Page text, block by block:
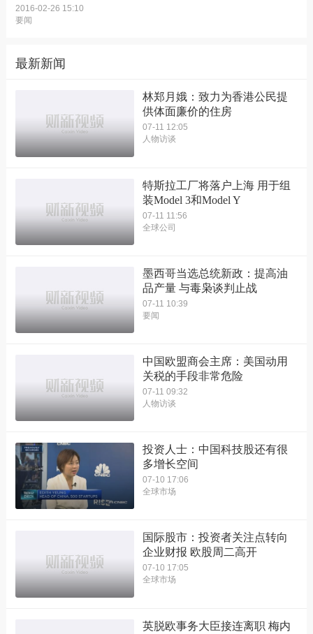
2016-02-26 15:10
要闻
最新新闻
林郑月娥：致力为香港公民提
供体面廉价的住房
07-11 12:05
人物访谈
特斯拉工厂将落户上海 用于组
装Model 3和Model Y
07-11 11:56
全球公司
墨西哥当选总统新政：提高油
品产量 与毒枭谈判止战
07-11 10:39
要闻
中国欧盟商会主席：美国动用
关税的手段非常危险
07-11 09:32
人物访谈
投资人士：中国科技股还有很
多增长空间
07-10 17:06
全球市场
国际股市：投资者关注点转向
企业财报 欧股周二高开
07-10 17:05
全球市场
英脱欧事务大臣接连离职 梅内